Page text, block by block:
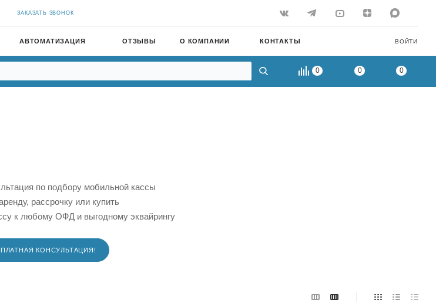
ЗАКАЗАТЬ ЗВОНОК
ВОЙТИ
АВТОМАТИЗАЦИЯ ОТЗЫВЫ О КОМПАНИИ КОНТАКТЫ
0 0 0
по подбору мобильной кассы
рассрочку или купить
к любому ОФД и выгодному эквайрингу
КОНСУЛЬТАЦИЯ!